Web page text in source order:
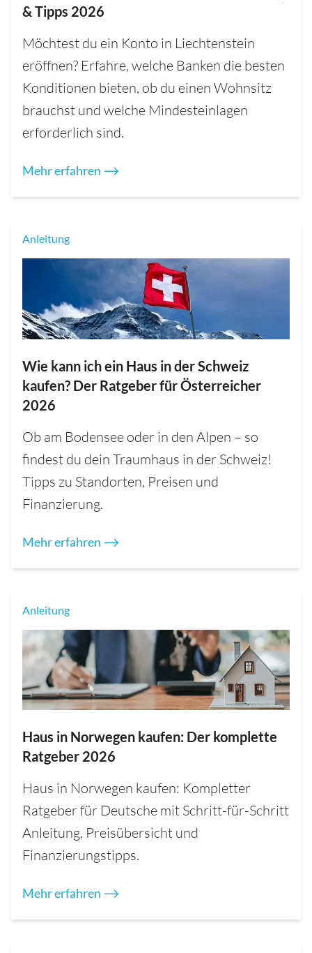
& Tipps 2026
Möchtest du ein Konto in Liechtenstein
eröffnen? Erfahre, welche Banken die besten
Konditionen bieten, ob du einen Wohnsitz
brauchst und welche Mindesteinlagen
erforderlich sind.
Mehr erfahren ⟶
Anleitung
Wie kann ich ein Haus in der Schweiz
kaufen? Der Ratgeber für Österreicher
2026
Ob am Bodensee oder in den Alpen – so
findest du dein Traumhaus in der Schweiz!
Tipps zu Standorten, Preisen und
Finanzierung.
Mehr erfahren ⟶
Anleitung
Haus in Norwegen kaufen: Der komplette
Ratgeber 2026
Haus in Norwegen kaufen: Kompletter
Ratgeber für Deutsche mit Schritt-für-Schritt
Anleitung, Preisübersicht und
Finanzierungstipps.
Mehr erfahren ⟶